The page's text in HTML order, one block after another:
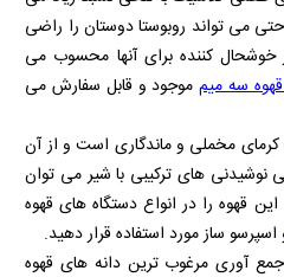
می تواند روبوستا دوستان را راضی
کننده برای آنها محسوب می
سه میمموجود و قابل سفارش می
کرمای مخملی و ماندگاری است و از آن
نوشیدنی های ترکیبی با شیر می توان
قهوه را در انواع دستگاه های قهوه
اسپرسو ساز مورد استفاده قرار دهید.
آوری مرغوب ترین دانه های قهوه